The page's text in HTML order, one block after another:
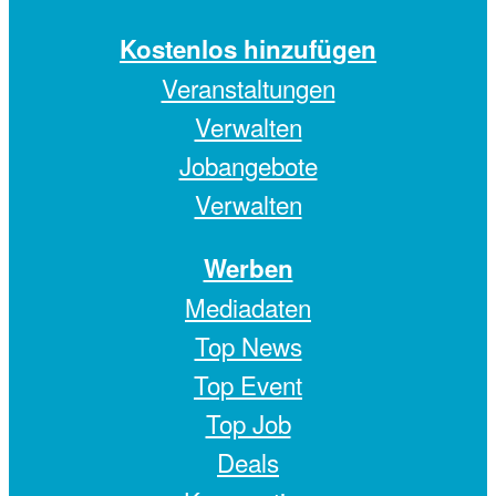
Kostenlos hinzufügen
Veranstaltungen
Verwalten
Jobangebote
Verwalten
Werben
Mediadaten
Top News
Top Event
Top Job
Deals